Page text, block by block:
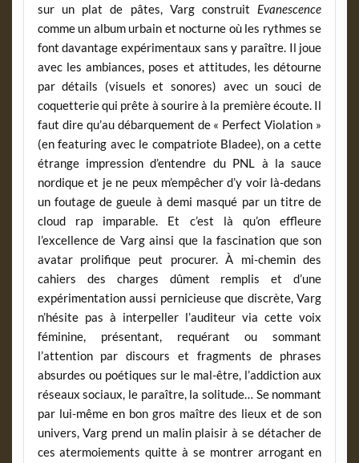
sur un plat de pâtes, Varg construit Evanescence
comme un album urbain et nocturne où les rythmes se
font davantage expérimentaux sans y paraître. Il joue
avec les ambiances, poses et attitudes, les détourne
par détails (visuels et sonores) avec un souci de
coquetterie qui prête à sourire à la première écoute. Il
faut dire qu’au débarquement de « Perfect Violation »
(en featuring avec le compatriote Bladee), on a cette
étrange impression d’entendre du PNL à la sauce
nordique et je ne peux m’empêcher d’y voir là-dedans
un foutage de gueule à demi masqué par un titre de
cloud rap imparable. Et c’est là qu’on effleure
l’excellence de Varg ainsi que la fascination que son
avatar prolifique peut procurer. À mi-chemin des
cahiers des charges dûment remplis et d’une
expérimentation aussi pernicieuse que discrète, Varg
n’hésite pas à interpeller l’auditeur via cette voix
féminine, présentant, requérant ou sommant
l’attention par discours et fragments de phrases
absurdes ou poétiques sur le mal-être, l’addiction aux
réseaux sociaux, le paraître, la solitude… Se nommant
par lui-même en bon gros maître des lieux et de son
univers, Varg prend un malin plaisir à se détacher de
ces atermoiements quitte à se montrer arrogant en